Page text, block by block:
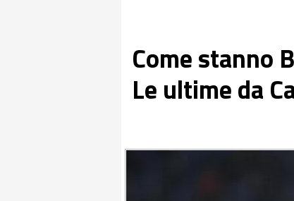
Come stanno
Le ultime da